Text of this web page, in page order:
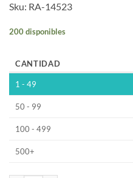
Sku: RA-14523
200 disponibles
CANTIDAD
1 - 49
50 - 99
100 - 499
500+